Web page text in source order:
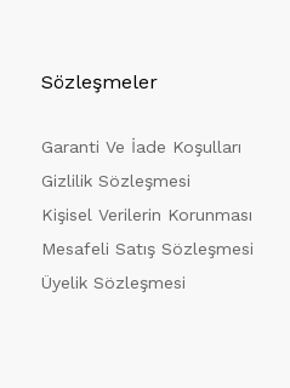
Sözleşmeler
Garanti Ve İade Koşulları
Gizlilik Sözleşmesi
Kişisel Verilerin Korunması
Mesafeli Satış Sözleşmesi
Üyelik Sözleşmesi